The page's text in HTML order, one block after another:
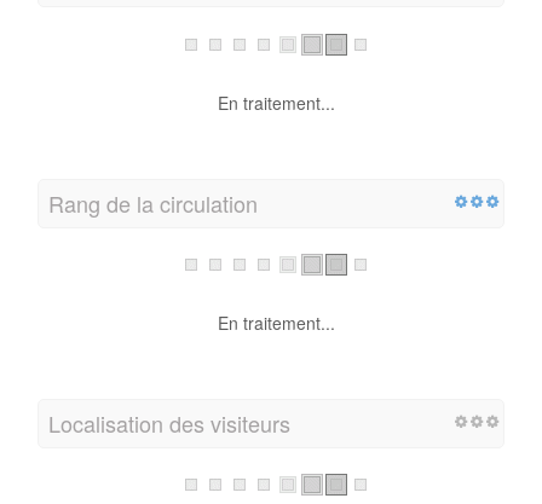
En traitement...
Rang de la circulation
En traitement...
Localisation des visiteurs